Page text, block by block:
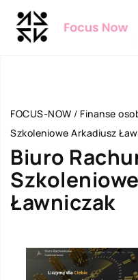
FOCUS-NOW / Finanse
Szkoleniowe Arkadiusz
Biuro
Ławniczak